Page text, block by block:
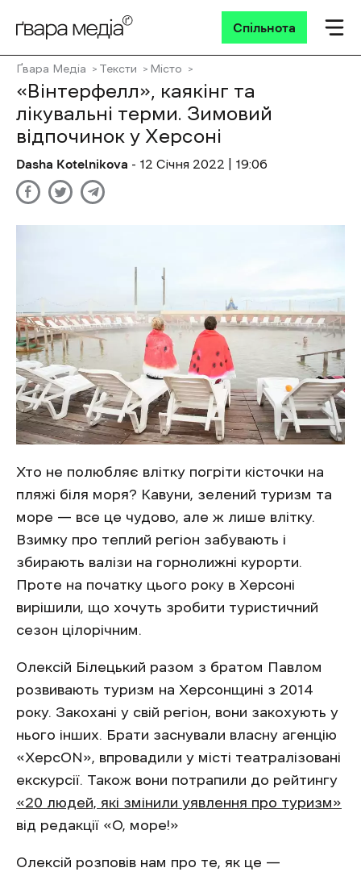
Спільнота
Ґвара Медіа Тексти Місто
«Вінтерфелл», каякінг та
лікувальні терми. Зимовий
відпочинок у Херсоні
Dasha Kotelnikova - 12 Січня 2022 | 19:06
Хто не полюбляє влітку погріти кісточки на
пляжі біля моря? Кавуни, зелений туризм та
море — все це чудово, але ж лише влітку.
Взимку про теплий регіон забувають і
збирають валізи на горнолижні курорти.
Проте на початку цього року в Херсоні
вирішили, що хочуть зробити туристичний
сезон цілорічним.
Олексій Білецький разом з братом Павлом
розвивають туризм на Херсонщині з 2014
року. Закохані у свій регіон, вони закохують у
нього інших. Брати заснували власну агенцію
«ХерсON», впровадили у місті театралізовані
екскурсії. Також вони потрапили до рейтингу
«20 людей, які змінили уявлення про туризм»
від редакції «О, море!»
Олексій розповів нам про те, як це —